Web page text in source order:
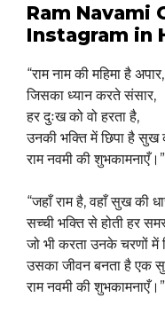
Ram Navami
Instagram in
“राम नाम की महिमा है अपार,
जिसका ध्यान करते संसार,
हर दुःख को वो हरता है,
उनकी भक्ति में छिपा है सुख
राम नवमी की शुभकामनाएँ।”
“जहाँ राम है, वहाँ सुख की
सच्ची भक्ति से होती हर
जो भी करता उनके चरणों में
उसका जीवन बनता है एक
राम नवमी की शुभकामनाएँ।”